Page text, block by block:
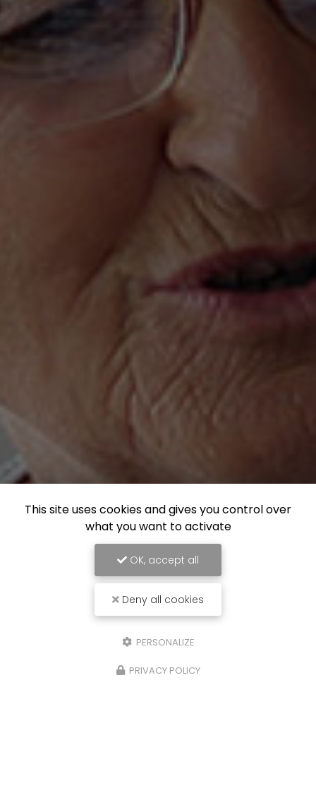
This site uses cookies and gives you control over
what you want to activate
OK, accept all
Deny all cookies
PERSONALIZE
PRIVACY POLICY